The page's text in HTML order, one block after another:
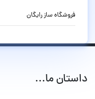
فروشگاه ساز رایگان
داستان ما...